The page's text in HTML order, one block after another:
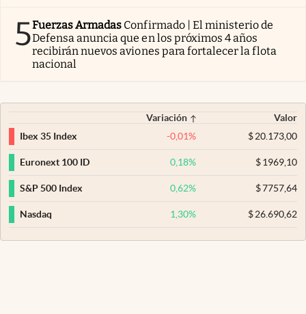
5Fuerzas Armadas Confirmado | El ministerio de
Defensa anuncia que en los próximos 4 años
recibirán nuevos aviones para fortalecer la flota
nacional
Variación
Valor
Ibex 35 Index
-0,01% $20.173,00
Euronext 100 ID 0,18% $1969,10
S&P 500 Index 0,62% $7757,64
Nasdaq 1,30% $26.690,62